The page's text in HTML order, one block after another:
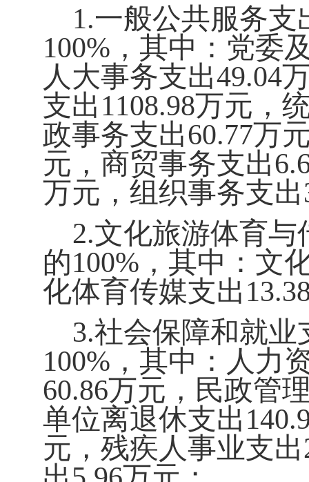
1.一般公共服务支
100% ，其中：党委
人大事务支出49.04
支出1108.98万元，
政事务支出60.77万
元，商贸事务支出
万元，组织事务支出
2.文化旅游体育与
的100% ，其中：文
化体育传媒支出
3.社会保障和就业
100% ，其中：人力
60.86万元，民政管
单位离退休支出
元，残疾人事业支出